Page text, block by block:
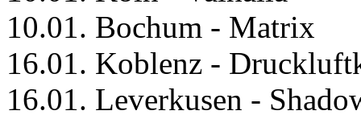
10.01. Bochum - Matrix
16.01. Koblenz -
16.01. Leverkusen -